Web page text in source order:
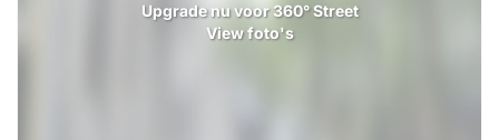
Upgrade nu voor 360° Street
View foto's